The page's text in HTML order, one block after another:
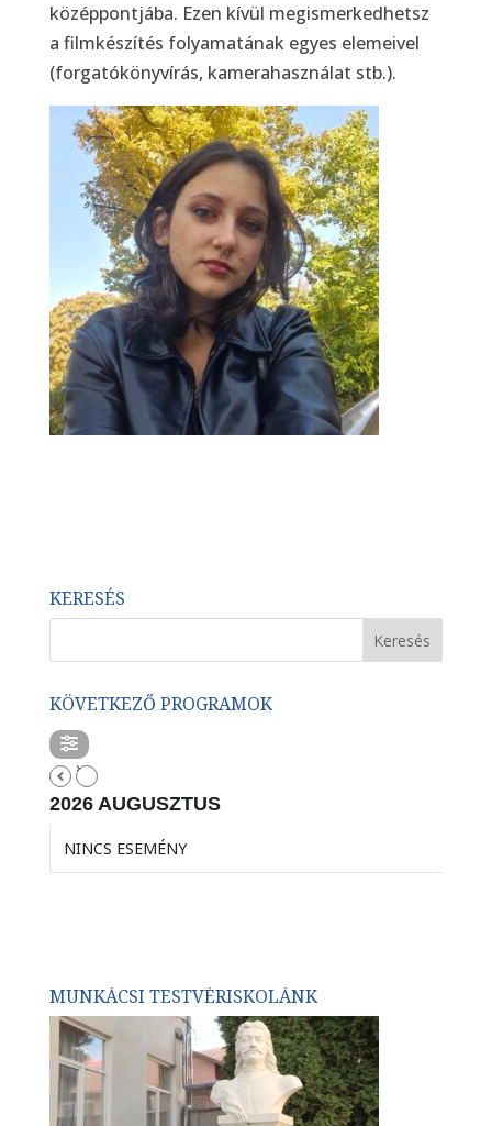
középpontjába. Ezen kívül megismerkedhetsz
a filmkészítés folyamatának egyes elemeivel
(forgatókönyvírás, kamerahasználat stb.).
KERESÉS
KÖVETKEZŐ PROGRAMOK
2026 AUGUSZTUS
NINCS ESEMÉNY
MUNKÁCSI TESTVÉRISKOLÁNK